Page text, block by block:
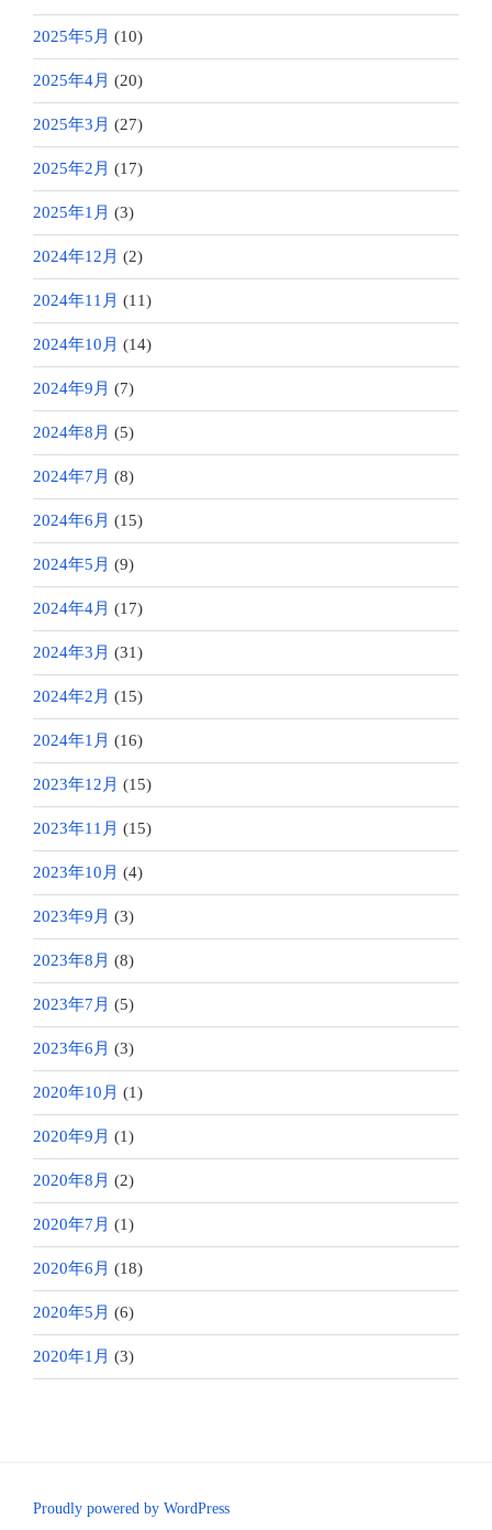
2025年5月 (10)
2025年4月 (20)
2025年3月 (27)
2025年2月 (17)
2025年1月 (3)
2024年12月 (2)
2024年11月 (11)
2024年10月 (14)
2024年9月 (7)
2024年8月 (5)
2024年7月 (8)
2024年6月 (15)
2024年5月 (9)
2024年4月 (17)
2024年3月 (31)
2024年2月 (15)
2024年1月 (16)
2023年12月 (15)
2023年11月 (15)
2023年10月 (4)
2023年9月 (3)
2023年8月 (8)
2023年7月 (5)
2023年6月 (3)
2020年10月 (1)
2020年9月 (1)
2020年8月 (2)
2020年7月 (1)
2020年6月 (18)
2020年5月 (6)
2020年1月 (3)
Proudly powered by WordPress